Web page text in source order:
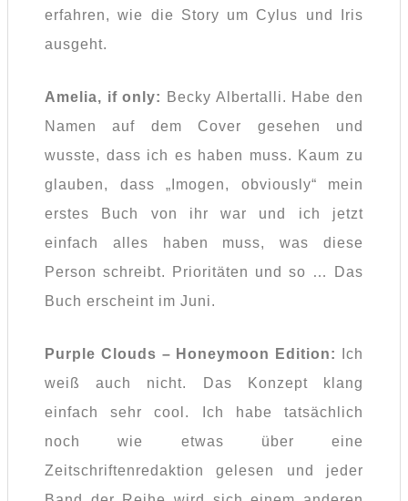
erfahren, wie die Story um Cylus und Iris
ausgeht.
Amelia, if only: Becky Albertalli. Habe den
Namen auf dem Cover gesehen und
wusste, dass ich es haben muss. Kaum zu
glauben, dass „Imogen, obviously“ mein
erstes Buch von ihr war und ich jetzt
einfach alles haben muss, was diese
Person schreibt. Prioritäten und so … Das
Buch erscheint im Juni.
Purple Clouds – Honeymoon Edition:
Ich
weiß auch nicht. Das Konzept klang
einfach sehr cool. Ich habe tatsächlich
noch wie etwas über eine
Zeitschriftenredaktion gelesen und jeder